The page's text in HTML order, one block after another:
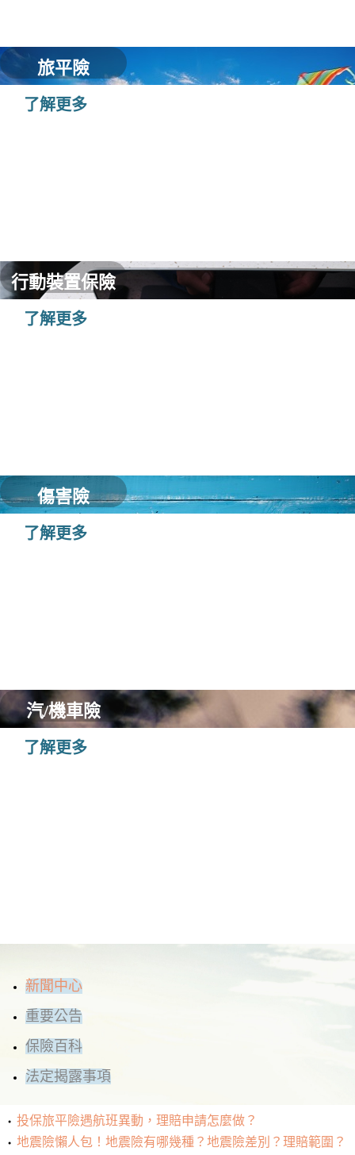
旅平險
了解更多
行動裝置保險
了解更多
傷害險
了解更多
汽/機車險
了解更多
新聞中心
重要公告
保險百科
法定揭露事項
投保旅平險遇航班異動，理賠申請怎麼做？
地震險懶人包！地震險有哪幾種？地震險差別？理賠範圍？